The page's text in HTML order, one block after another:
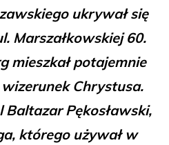
ukrywał się
Marszałkowskiej 60.
mieszkał potajemnie
Chrystusa.
Pękosławski,
którego używał w